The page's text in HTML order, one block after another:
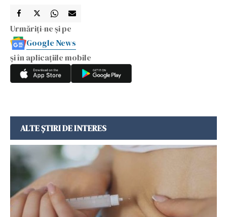
Urmăriți-ne și pe
Google News
și în aplicațiile mobile
ALTE ȘTIRI DE INTERES